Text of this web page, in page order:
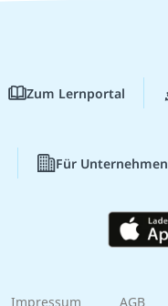
Zum Lernportal
Für Unternehmen
Impressum AGB